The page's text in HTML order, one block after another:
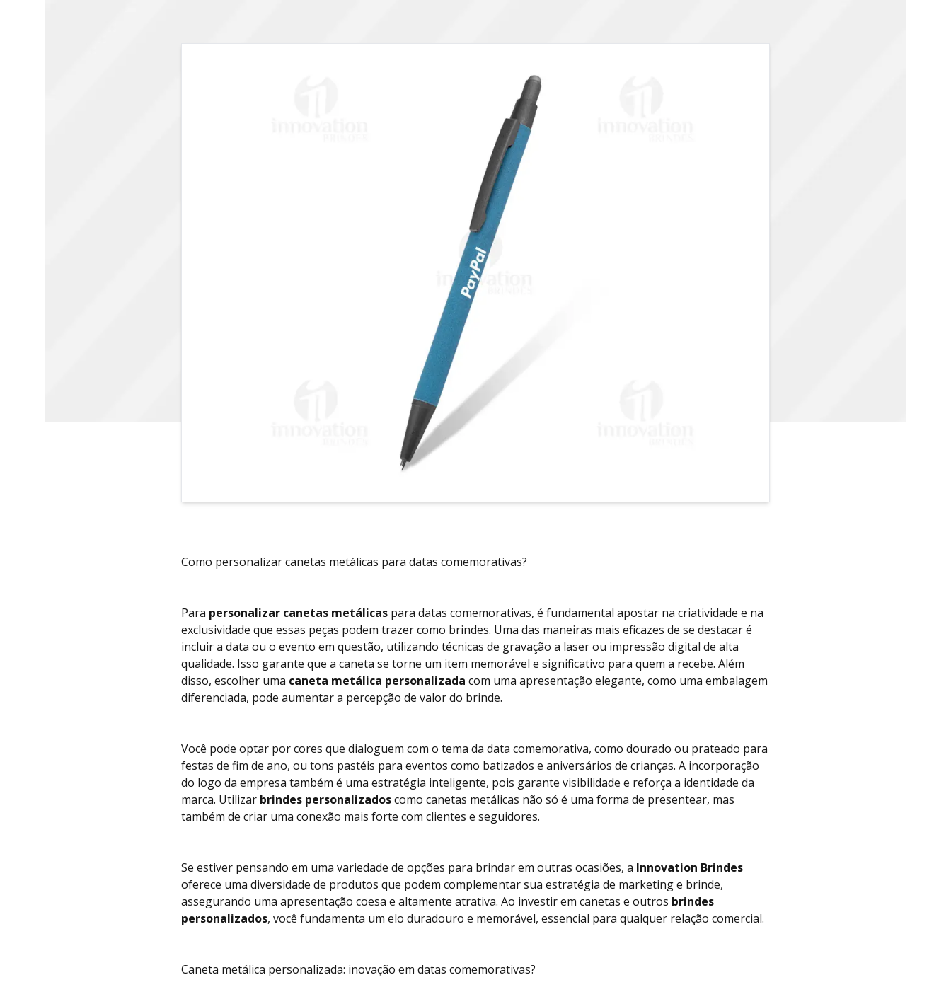
Como personalizar canetas metálicas para datas comemorativas?
Para personalizar canetas metálicas para datas comemorativas, é fundamental apostar na criatividade e na
exclusividade que essas peças podem trazer como brindes. Uma das maneiras mais eficazes de se destacar é
incluir a data ou o evento em questão, utilizando técnicas de gravação a laser ou impressão digital de alta
qualidade. Isso garante que a caneta se torne um item memorável e significativo para quem a recebe. Além
disso, escolher uma caneta metálica personalizada com uma apresentação elegante, como uma embalagem
diferenciada, pode aumentar a percepção de valor do brinde.
Você pode optar por cores que dialoguem com o tema da data comemorativa, como dourado ou prateado para
festas de fim de ano, ou tons pastéis para eventos como batizados e aniversários de crianças. A incorporação
do logo da empresa também é uma estratégia inteligente, pois garante visibilidade e reforça a identidade da
marca. Utilizar brindes personalizadoscomo canetas metálicas não só é uma forma de presentear, mas
também de criar uma conexão mais forte com clientes e seguidores.
Se estiver pensando em uma variedade de opções para brindar em outras ocasiões, a Innovation Brindes
oferece uma diversidade de produtos que podem complementar sua estratégia de marketing e brinde,
assegurando uma apresentação coesa e altamente atrativa. Ao investir em canetas e outros brindes
personalizados, você fundamenta um elo duradouro e memorável, essencial para qualquer relação comercial.
Caneta metálica personalizada: inovação em datas comemorativas?